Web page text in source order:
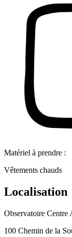
Matériel à prendre :
Vêtements chauds
Localisation
Observatoire Centre
100 Chemin de la